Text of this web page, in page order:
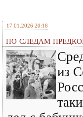
17.01.2026 20:18
ПО СЛЕДАМ
из